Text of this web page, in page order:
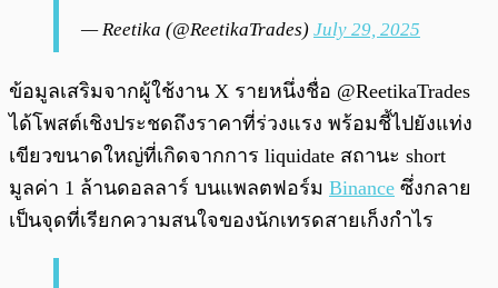
— Reetika (@ReetikaTrades) July 29, 2025
ข้อมูลเสริมจากผู้ใช้งาน X รายหนึ่งชื่อ @ReetikaTrades
ได้โพสต์เชิงประชดถึงราคาที่ร่วงแรง พร้อมชี้ไปยังแท่ง
เขียวขนาดใหญ่ที่เกิดจากการ liquidate สถานะ short
มูลค่า 1 ล้านดอลลาร์ บนแพลตฟอร์ม Binance ซึ่งกลาย
เป็นจุดที่เรียกความสนใจของนักเทรดสายเก็งกำไร